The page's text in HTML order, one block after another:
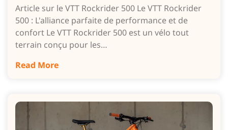
Article sur le VTT Rockrider 500 Le VTT Rockrider
500 : L'alliance parfaite de performance et de
confort Le VTT Rockrider 500 est un vélo tout
terrain conçu pour les…
Read More